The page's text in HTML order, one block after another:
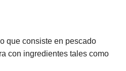
que consiste en pescado
con ingredientes tales como